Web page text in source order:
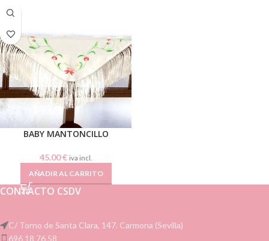
BABY MANTONCILLO
45.00€ iva incl.
AÑADIR AL CARRITO
CONTACTO CSDV
C/ Torno de Santa Clara, 147. Carmona (Sevilla)
696 18 76 58